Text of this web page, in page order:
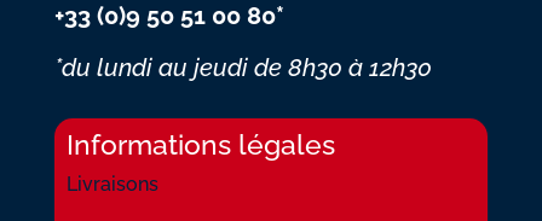
+33 (0)9 50 51 00 80*
*du lundi au jeudi de 8h30 à 12h30
Informations légales
Livraisons